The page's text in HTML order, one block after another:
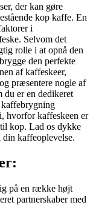
der kan gøre
kop kaffe. En
i
Selvom det
rolle i at opnå den
den perfekte
af kaffeskeer,
præsentere nogle af
du er en dedikeret
kaffebrygning
hvorfor kaffeskeen er
kop. Lad os dykke
din kaffeoplevelse.
på en række højt
partnerskaber med